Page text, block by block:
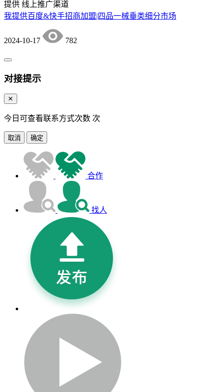
提供 线上推广渠道
我提供百度&快手招商加盟|四品一械垂类细分市场
2024-10-17 782
对接提示
✕
今日可查看联系方式次数 次
取消 确定
合作
找人